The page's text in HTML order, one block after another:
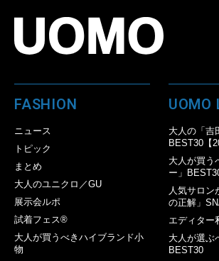
FASHION
ニュース
トピック
まとめ
大人のユニクロ／GU
展示会ルポ
試着フェス®︎
大人が買うべきハイブランド小
物
UOMO
大人の「吉
BEST30【
大人が買う
ー」
人気サロン
の正解」
エディター
大人が選ぶ
BEST30